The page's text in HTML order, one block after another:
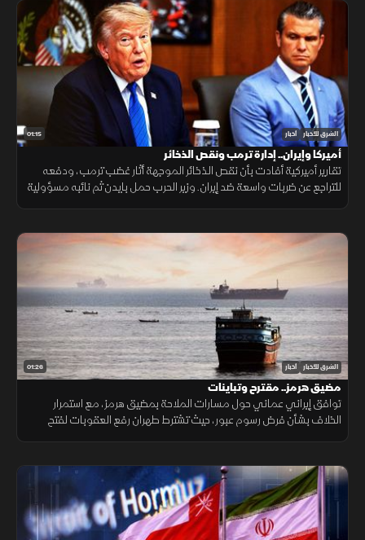
01:15 الشرق للأخبار أخبار
أميركا وإيران.. إدارة ترمب ونقص الذخائر
تقارير أميركية أفادت بأن نقص الذخائر الموجهة أثار غضب ترمب، ودفعه
للتراجع عن ضربات واسعة ضد إيران. وزير الحرب حمل بايدن ثم نائبه مسؤولية
01:26 الشرق للأخبار أخبار
مضيق هرمز.. مقترح وتباينات
توافق إيراني عماني حول مسارات الملاحة بمضيق هرمز، مع استمرار
الخلاف بشأن فرض رسوم عبور، حيث تشترط طهران رفع العقوبات لفتح